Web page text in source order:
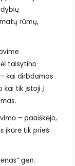
rūmų,
taisytino
kai dirbdamas
kai tik įstoji į
– paaiškėjo,
įkūrė tik prieš
gen.